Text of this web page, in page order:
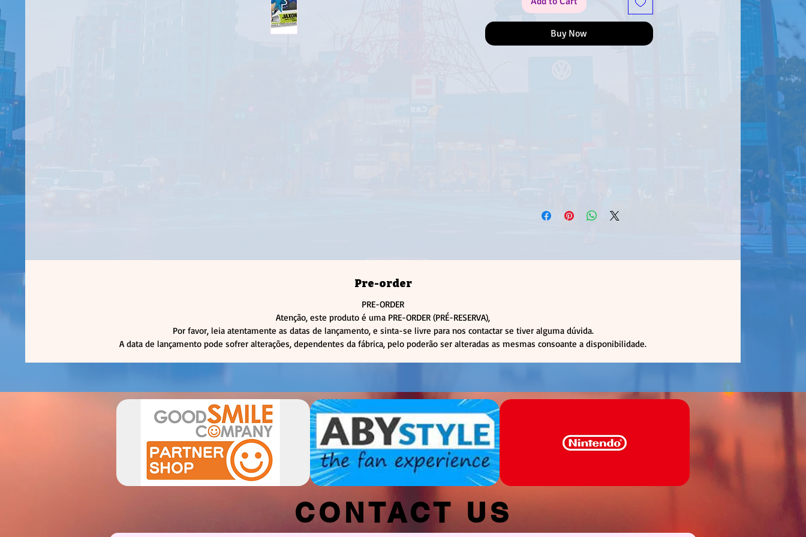
Certifica-te de adicioná-lo à tua colecção!
Buy Now
Pre-order
PRE-ORDER
Atenção, este produto é uma PRE-ORDER (PRÉ-RESERVA),
Por favor, leia atentamente as datas de lançamento, e sinta-se livre para nos contactar se tiver alguma dúvida.
A data de lançamento pode sofrer alterações, dependentes da fábrica, pelo poderão ser alteradas as mesmas consoante a disponibilidade.
CONTACT US